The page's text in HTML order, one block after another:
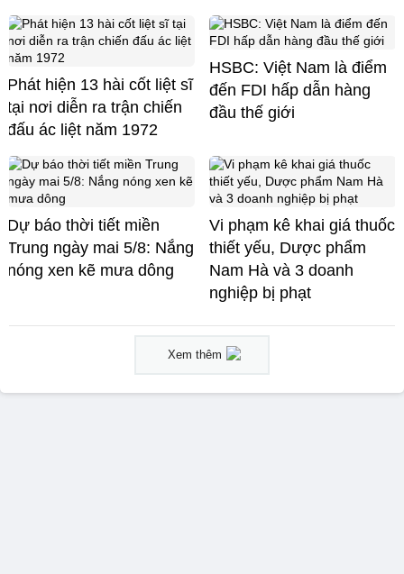
Phát hiện 13 hài cốt liệt sĩ
tại nơi diễn ra trận chiến
đấu ác liệt năm 1972
HSBC: Việt Nam là điểm
đến FDI hấp dẫn hàng
đầu thế giới
Dự báo thời tiết miền
Trung ngày mai 5/8: Nắng
nóng xen kẽ mưa dông
Vi phạm kê khai giá thuốc
thiết yếu, Dược phẩm
Nam Hà và 3 doanh
nghiệp bị phạt
Xem thêm